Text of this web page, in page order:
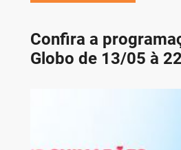
Confira a
Globo de 13/05 à